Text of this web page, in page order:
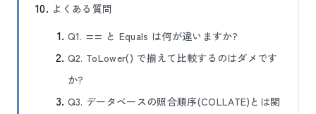
よくある質問
Q1. == と Equals は何が違いますか?
Q2. ToLower() で揃えて比較するのはダメです
か?
Q3. データベースの照合順序(COLLATE)とは関